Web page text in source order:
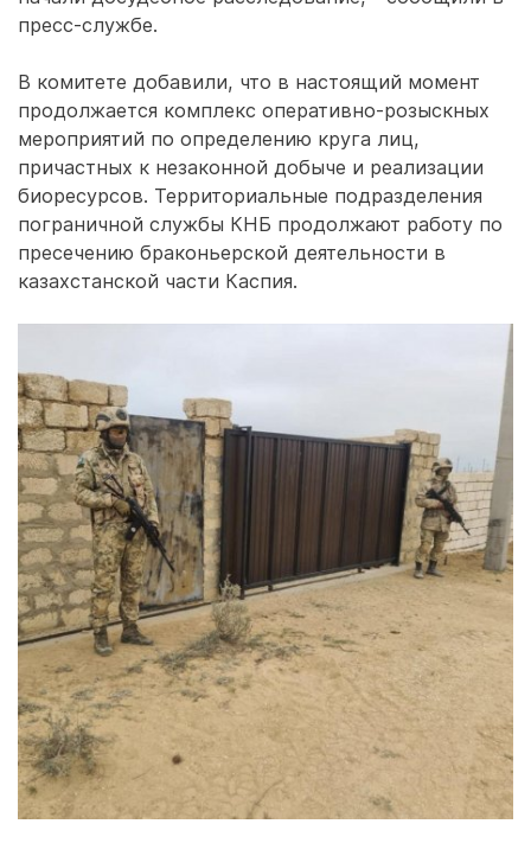
пресс-службе.
В комитете добавили, что в настоящий момент
продолжается комплекс оперативно-розыскных
мероприятий по определению круга лиц,
причастных к незаконной добыче и реализации
биоресурсов. Территориальные подразделения
пограничной службы КНБ продолжают работу по
пресечению браконьерской деятельности в
казахстанской части Каспия.